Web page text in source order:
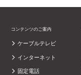
コンテンツのご案内
ケーブルテレビ
インターネット
固定電話